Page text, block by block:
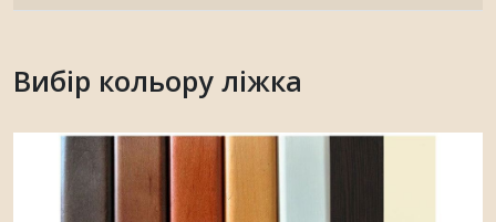
Вибір кольору ліжка